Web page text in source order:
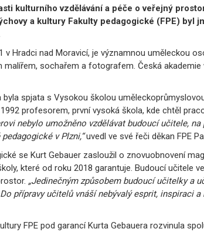
kulturního vzdělávání a péče o veřejný
a kultury Fakulty pedagogické (FPE) byl
v Hradci nad Moravicí, je významnou uměleckou
malířem, sochařem a fotografem. Česká
byla spjata s Vysokou školou
profesorem, první vysoká škola, kde chtěl
nebylo umožněno vzdělávat budoucí učitele,
v Plzni,“uvedl ve své řeči děkan FPE
se Kurt Gebauer zasloužil o znovuobnovení
které od roku 2018 garantuje. Budoucí učitele
„Jedinečným způsobem budoucí učitelky a
přípravy učitelů vnáší nebývalý esprit, inspiraci a
FPE pod garancí Kurta Gebauera rozvinula